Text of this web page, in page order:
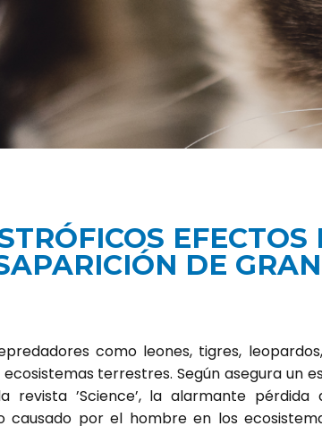
DE
como leones, tigres,
terrestres. Según asegura un
revista ’Science’, la alarmante pérdida
causado por el hombre en los